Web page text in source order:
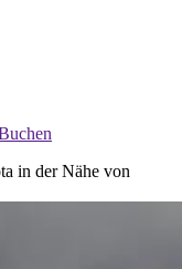
in der Nähe von